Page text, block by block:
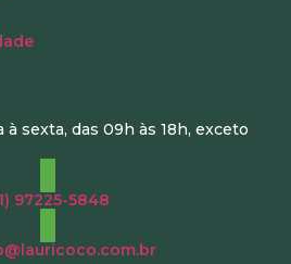
sexta, das 09h às 18h, exceto
97225-5848